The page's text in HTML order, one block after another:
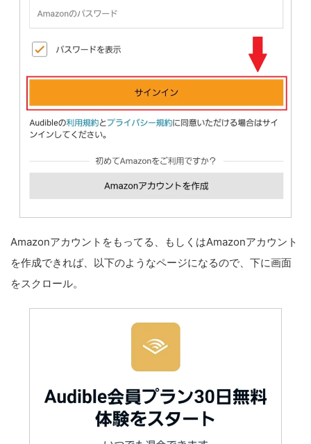
Amazonアカウントをもってる、もしくはAmazonアカウント
を作成できれば、以下のようなページになるので、下に画面
をスクロール。